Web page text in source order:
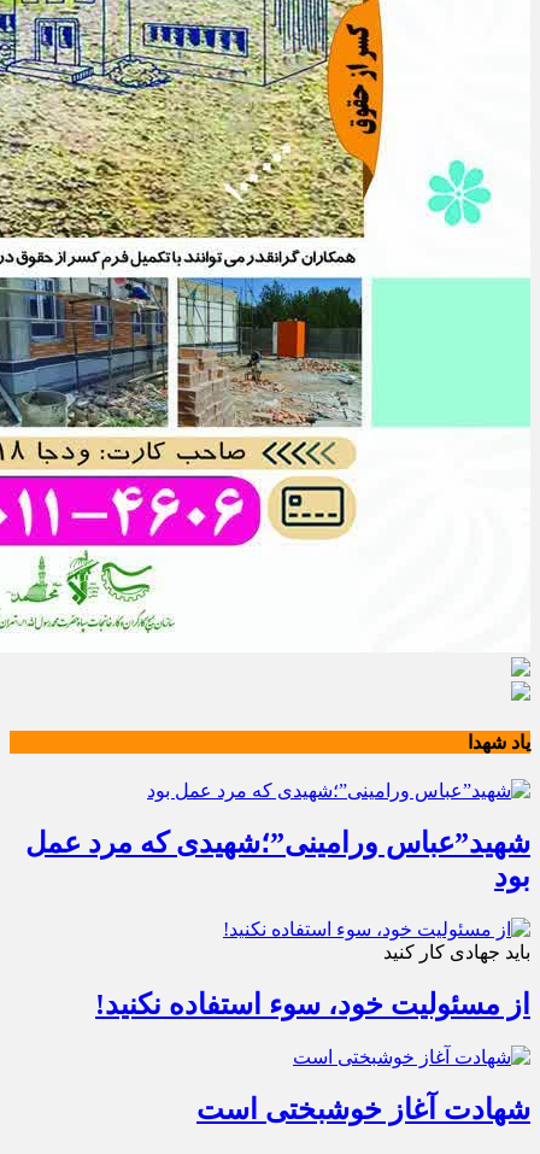
یاد شهدا
شهید”عباس ورامینی”؛شهیدی که مرد عمل
بود
باید جهادی کار کنید
از مسئولیت خود، سوء استفاده نکنید!
شهادت آغاز خوشبختی است